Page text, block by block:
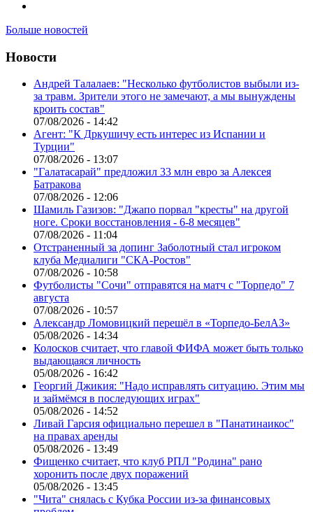
Больше новостей
Новости
Андрей Талалаев: "Несколько футболистов выбыли из-
за травм. Зрители этого не замечают, а мы вынуждены
кроить состав"
07/08/2026 - 14:42
Агент: "К Дркушичу есть интерес из Испании и
Турции"
07/08/2026 - 13:07
"Галатасарай" предложил 33 млн евро за Алексея
Батракова
07/08/2026 - 12:06
Шамиль Газизов: "Джапо порвал "кресты" на другой
ноге. Сроки восстановления - 6-8 месяцев"
07/08/2026 - 11:04
Отстраненный за допинг Заболотный стал игроком
клуба Медиалиги "СКА-Ростов"
07/08/2026 - 10:58
Футболисты "Сочи" отправятся на матч с "Торпедо" 7
августа
07/08/2026 - 10:57
Александр Ломовицкий перешёл в «Торпедо-БелАЗ»
05/08/2026 - 14:34
Колосков считает, что главой ФИФА может быть только
выдающаяся личность
05/08/2026 - 16:42
Георгий Джикия: "Надо исправлять ситуацию. Этим мы
и займёмся в последующих играх"
05/08/2026 - 14:52
Ливай Гарсия официально перешел в "Панатинаикос"
на правах аренды
05/08/2026 - 13:49
Фищенко считает, что клуб РПЛ "Родина" рано
хоронить после двух поражений
05/08/2026 - 13:45
"Чита" снялась с Кубка России из-за финансовых